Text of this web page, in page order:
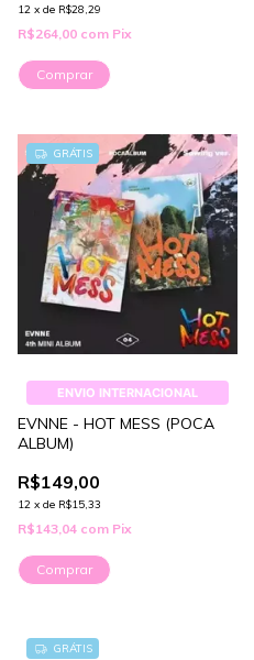
12 x de R$28,29
R$264,00 com Pix
Comprar
GRÁTIS
ENVIO INTERNACIONAL
EVNNE - HOT MESS (POCA
ALBUM)
R$149,00
12 x de R$15,33
R$143,04 com Pix
Comprar
GRÁTIS